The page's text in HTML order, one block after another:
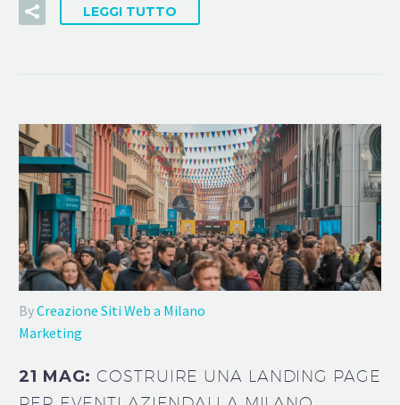
LEGGI TUTTO
ByCreazione Siti Web a Milano
Marketing
21 MAG:COSTRUIRE UNA LANDING PAGE